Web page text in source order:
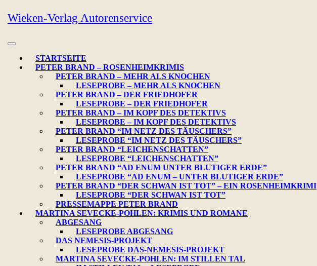
Skip
to
Wieken-Verlag Autorenservice
Open
STARTSEITE
PETER BRAND – ROSENHEIMKRIMIS
PETER BRAND – MEHR ALS KNOCHEN
LESEPROBE – MEHR ALS KNOCHEN
PETER BRAND – DER FRIEDHOFER
LESEPROBE – DER FRIEDHOFER
PETER BRAND – IM KOPF DES DETEKTIVS
LESEPROBE – IM KOPF DES DETEKTIVS
PETER BRAND “IM NETZ DES TÄUSCHERS”
LESEPROBE “IM NETZ DES TÄUSCHERS”
PETER BRAND “LEICHENSCHATTEN”
LESEPROBE “LEICHENSCHATTEN”
PETER BRAND “AD ENUM UNTER BLUTIGER ERDE”
LESEPROBE “AD ENUM – UNTER BLUTIGER ERDE”
PETER BRAND “DER SCHWAN IST TOT” – EIN ROSENHEIMKRIMI
LESEPROBE “DER SCHWAN IST TOT”
PRESSEMAPPE PETER BRAND
MARTINA SEVECKE-POHLEN: KRIMIS UND ROMANE
ABGESANG
LESEPROBE ABGESANG
DAS NEMESIS-PROJEKT
LESEPROBE DAS-NEMESIS-PROJEKT
MARTINA SEVECKE-POHLEN: IM STILLEN TAL